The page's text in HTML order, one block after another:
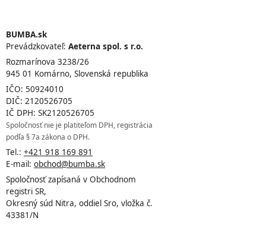
BUMBA.sk
Prevádzkovateľ: Aeterna spol. s r.o.
Rozmarínova 3238/26
945 01 Komárno, Slovenská republika
IČO: 50924010
DIČ: 2120526705
IČ DPH: SK2120526705
Spoločnosť nie je platiteľom DPH, registrácia
podľa § 7a zákona o DPH.
Tel.: +421 918 169 891
E-mail: obchod@bumba.sk
Spoločnosť zapísaná v Obchodnom
registri SR,
Okresný súd Nitra, oddiel Sro, vložka č.
43381/N